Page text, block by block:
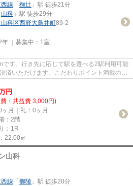
線 「 椥辻 」駅 徒歩21分
山科 」駅 徒歩29分
科区西野大鳥井町89-2
｜募集中： 1室
す。行き先に応じて駅を選べる2駅利用可能
済いただけます。こだわりポイント満載の
円
・共益費 3,000円)
ヶ月｜礼：0ヶ月
：2階
：1R
22.00㎡
山科
線 「 御陵 」駅 徒歩20分